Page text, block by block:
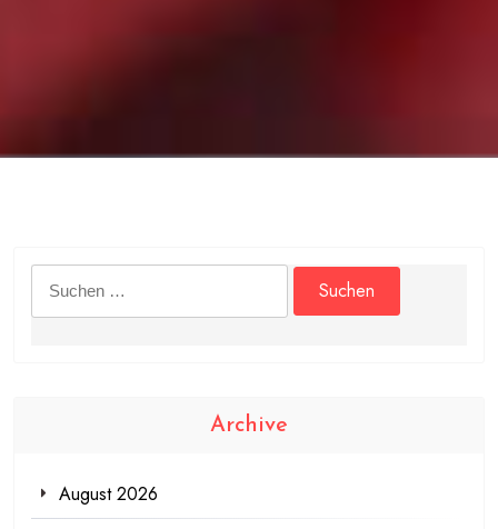
Suchen
nach:
Archive
August 2026